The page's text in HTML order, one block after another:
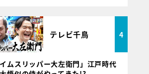
テレビ千鳥 4
イムスリッパー大左衛門」江戸時代